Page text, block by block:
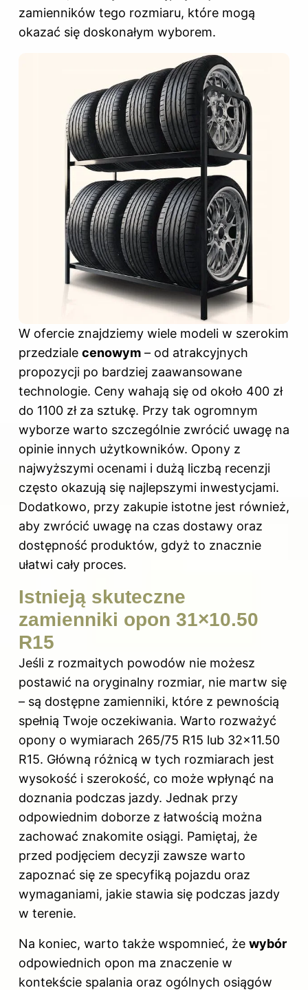
zamienników tego rozmiaru, które mogą
okazać się doskonałym wyborem.
W ofercie znajdziemy wiele modeli w szerokim
przedziale cenowym – od atrakcyjnych
propozycji po bardziej zaawansowane
technologie. Ceny wahają się od około 400 zł
do 1100 zł za sztukę. Przy tak ogromnym
wyborze warto szczególnie zwrócić uwagę na
opinie innych użytkowników. Opony z
najwyższymi ocenami i dużą liczbą recenzji
często okazują się najlepszymi inwestycjami.
Dodatkowo, przy zakupie istotne jest również,
aby zwrócić uwagę na czas dostawy oraz
dostępność produktów, gdyż to znacznie
ułatwi cały proces.
Istnieją skuteczne
zamienniki opon 31×10.50
R15
Jeśli z rozmaitych powodów nie możesz
postawić na oryginalny rozmiar, nie martw się
– są dostępne zamienniki, które z pewnością
spełnią Twoje oczekiwania. Warto rozważyć
opony o wymiarach 265/75 R15 lub 32×11.50
R15. Główną różnicą w tych rozmiarach jest
wysokość i szerokość, co może wpłynąć na
doznania podczas jazdy. Jednak przy
odpowiednim doborze z łatwością można
zachować znakomite osiągi. Pamiętaj, że
przed podjęciem decyzji zawsze warto
zapoznać się ze specyfiką pojazdu oraz
wymaganiami, jakie stawia się podczas jazdy
w terenie.
Na koniec, warto także wspomnieć, że wybór
odpowiednich opon ma znaczenie w
kontekście spalania oraz ogólnych osiągów